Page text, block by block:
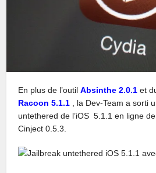
En plus de l’outilAbsinthe 2.0.1 et
Racoon 5.1.1 , la Dev-Team a sorti
untethered de l’iOS 5.1.1 en ligne
Cinject 0.5.3.